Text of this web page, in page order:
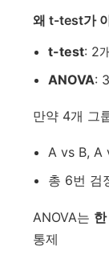
왜 t-test가
t-test: 2
ANOVA:
만약 4개 그
A vs B, A
총 6번 검
ANOVA는
통제